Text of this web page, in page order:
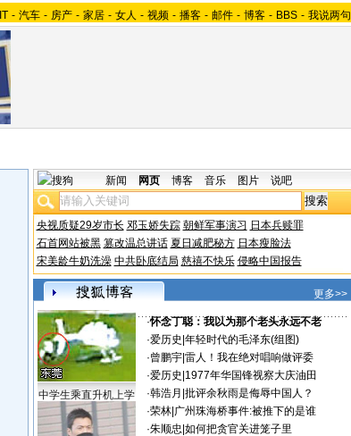
IT - 汽车 - 房产 - 家居 - 女人 - 视频 - 播客 - 邮件 - 博客 - BBS - 我说两句
新闻 网页 博客 音乐 图片 说吧
央视质疑29岁市长 邓玉娇失踪 朝鲜军事演习 日本兵赎罪
石首网站被黑 篡改温总讲话 夏日减肥秘方 日本瘦脸法
宋美龄牛奶洗澡 中共卧底结局 慈禧不快乐 侵略中国报告
更多>>
中学生乘直升机上学
·怀念丁聪：我以为那个老头永远不老
·爱历史 年轻时代的毛泽东(组图)
·曾鹏宇| 雷人！我在绝对唱响做评委
·爱历史 1977年华国锋视察大庆油田
·韩浩月 批评余秋雨是侮辱中国人？
·荣林| 广州珠海桥事件:被推下的是谁
·朱顺忠 如何把贪官关进笼子里